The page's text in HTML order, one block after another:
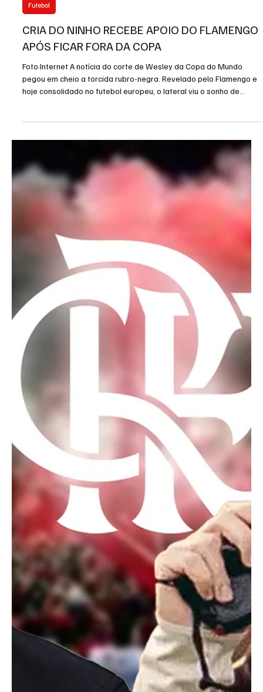
8 de jun.
Futebol
CRIA DO NINHO RECEBE APOIO DO FLAMENGO
APÓS FICAR FORA DA COPA
Foto:Internet A notícia do corte de Wesley da Copa do Mundo
justamente às vésperas da competição. Diante do momento difícil,
o Flamengo fez questão de se manifestar publicamente,
destacando a força, a dedicação e a trajetória construída pelo
jogador desde os tempos de Ninho do Urubu. O clube cla